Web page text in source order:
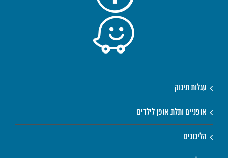
עגלות תינוק
אופניים ותלת אופן לילדים
הליכונים